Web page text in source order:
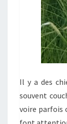
Il y a des
souvent
voire parfois